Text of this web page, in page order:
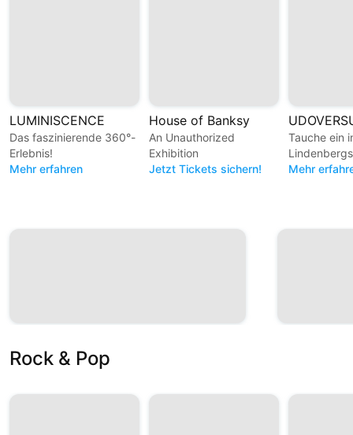
LUMINISCENCE
Das faszinierende 360°-
Erlebnis!
Mehr erfahren
House of Banksy
An Unauthorized
Exhibition
Jetzt Tickets sichern!
Tauche ein
Lindenbergs
Mehr
Rock & Pop